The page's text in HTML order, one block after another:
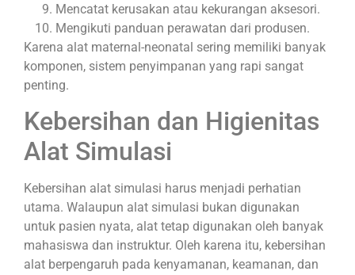
Mencatat kerusakan atau kekurangan aksesori.
Mengikuti panduan perawatan dari produsen.
Karena alat maternal-neonatal sering memiliki banyak
komponen, sistem penyimpanan yang rapi sangat
penting.
Kebersihan dan Higienitas
Alat Simulasi
Kebersihan alat simulasi harus menjadi perhatian
utama. Walaupun alat simulasi bukan digunakan
untuk pasien nyata, alat tetap digunakan oleh banyak
mahasiswa dan instruktur. Oleh karena itu, kebersihan
alat berpengaruh pada kenyamanan, keamanan, dan